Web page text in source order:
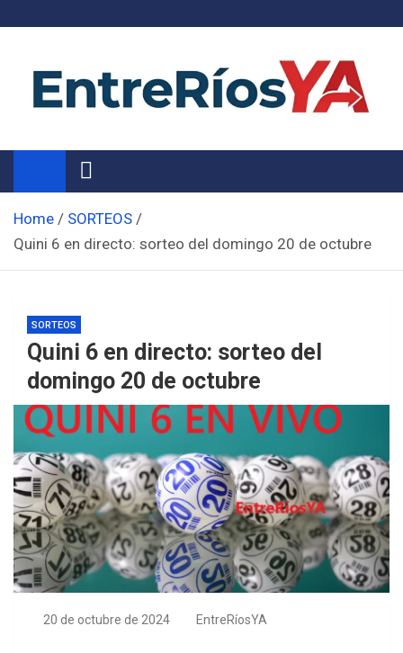
Noticias de Entre Ríos
Información de toda la provincia ahora
Home
SORTEOS
Quini 6 en directo: sorteo del domingo 20 de octubre
SORTEOS
Quini 6 en directo: sorteo del
domingo 20 de octubre
20 de octubre de 2024 EntreRíosYA